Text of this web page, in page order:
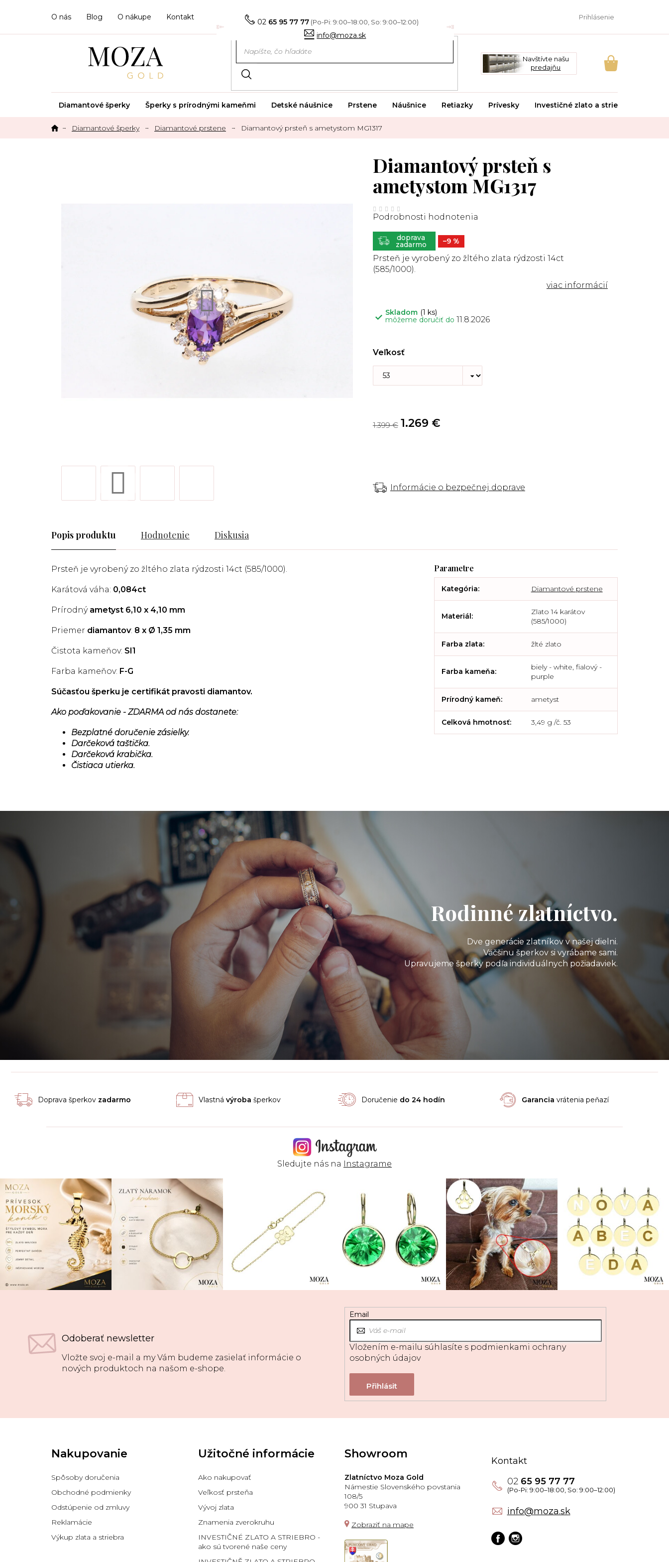
02 65 95 77 77
info@moza.sk
O nás Blog O nákupe Kontakt Prihlásenie
Navštívte našu
predajňu
NÁKUPNÝ
Diamantové šperky Šperky s prírodnými kameňmi Detské náušnice Prstene Náušnice Retiazky Prívesky Investičné zlato a striebro
Diamantové šperky Diamantové prstene Diamantový prsteň s ametystom MG1317
Skladom (1 ks)
môžeme doručiť do 11.8.2026
Veľkosť
Prsteň je vyrobený zo žltého zlata rýdzosti 14ct
(585/1000).
Informácie o bezpečnej doprave
Diamantový prsteň s
ametystom MG1317
Priemerné
hodnotenie
produktu
0,0
hviezdičiek.
Podrobnosti hodnotenia
ZADARMO –9 %
1.399 € 1.269 €
Popis Hodnotenie Diskusia
Prsteň je vyrobený zo žltého zlata rýdzosti 14ct (585/1000).
Karátová váha: 0,084ct
Prírodný ametyst 6,10 x 4,10 mm
Priemer diamantov: 8 x Ø 1,35 mm
Čistota kameňov: SI1
Farba kameňov: F-G
Súčasťou šperku je certifikát pravosti diamantov.
Ako poďakovanie - ZDARMA od nás dostanete:
Bezplatné doručenie zásielky.
Darčeková taštička.
Darčeková krabička.
Čistiaca utierka.
Kategória: Diamantové prstene
Materiál:
Zlato 14 karátov
(585/1000)
Farba zlata: žlté zlato
Farba kameňa:
biely - white, fialový -
purple
Prírodný kameň: ametyst
Celková hmotnosť: 3,49 g /č. 53
Rodinné zlatníctvo.
Dve generácie zlatníkov v našej dielni.
Väčšinu šperkov si vyrábame sami.
Upravujeme šperky podľa individuálnych požiadaviek.
Doprava šperkov zadarmo Vlastná výroba šperkov Doručenie do 24 hodín Garancia vrátenia peňazí
Sledujte nás na Instagrame
Odoberať newsletter
Vložte svoj e-mail a my Vám budeme zasielať informácie o
nových produktoch na našom e-shope.
Email
Vložením e-mailu súhlasíte s podmienkami ochrany
osobných údajov
Nakupovanie
Spôsoby doručenia
Obchodné podmienky
Odstúpenie od zmluvy
Reklamácie
Výkup zlata a striebra
Užitočné informácie
Ako nakupovať
Veľkosť prsteňa
Vývoj zlata
Znamenia zverokruhu
INVESTIČNÉ ZLATO A STRIEBRO -
ako sú tvorené naše ceny
Showroom
Zlatníctvo Moza Gold
Námestie Slovenského povstania
108/5
900 31 Stupava
Zobraziť na mape
Kontakt
info@moza.sk
0265 95 77 77